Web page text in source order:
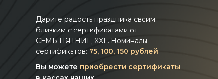
Дарите радость праздника своим
близким с сертификатами от
СЕМЬ ПЯТНИЦ XXL. Номиналы
сертификатов: 75, 100, 150 рублей
Вы можете приобрести сертификаты